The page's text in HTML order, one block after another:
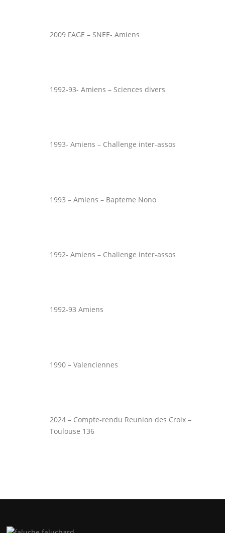
2009 FAGE – SNEE- Amiens
1992-93- Amiens – Sciences divers
1993- Amiens – Challenge inter-assos
1993 – Amiens – Bapteme Nono
1992- Amiens – Challenge inter-assos
1992-93 Amiens
1990 – Valenciennes
2024 – Compte-rendu Reunion des Croix –
Toulouse 136